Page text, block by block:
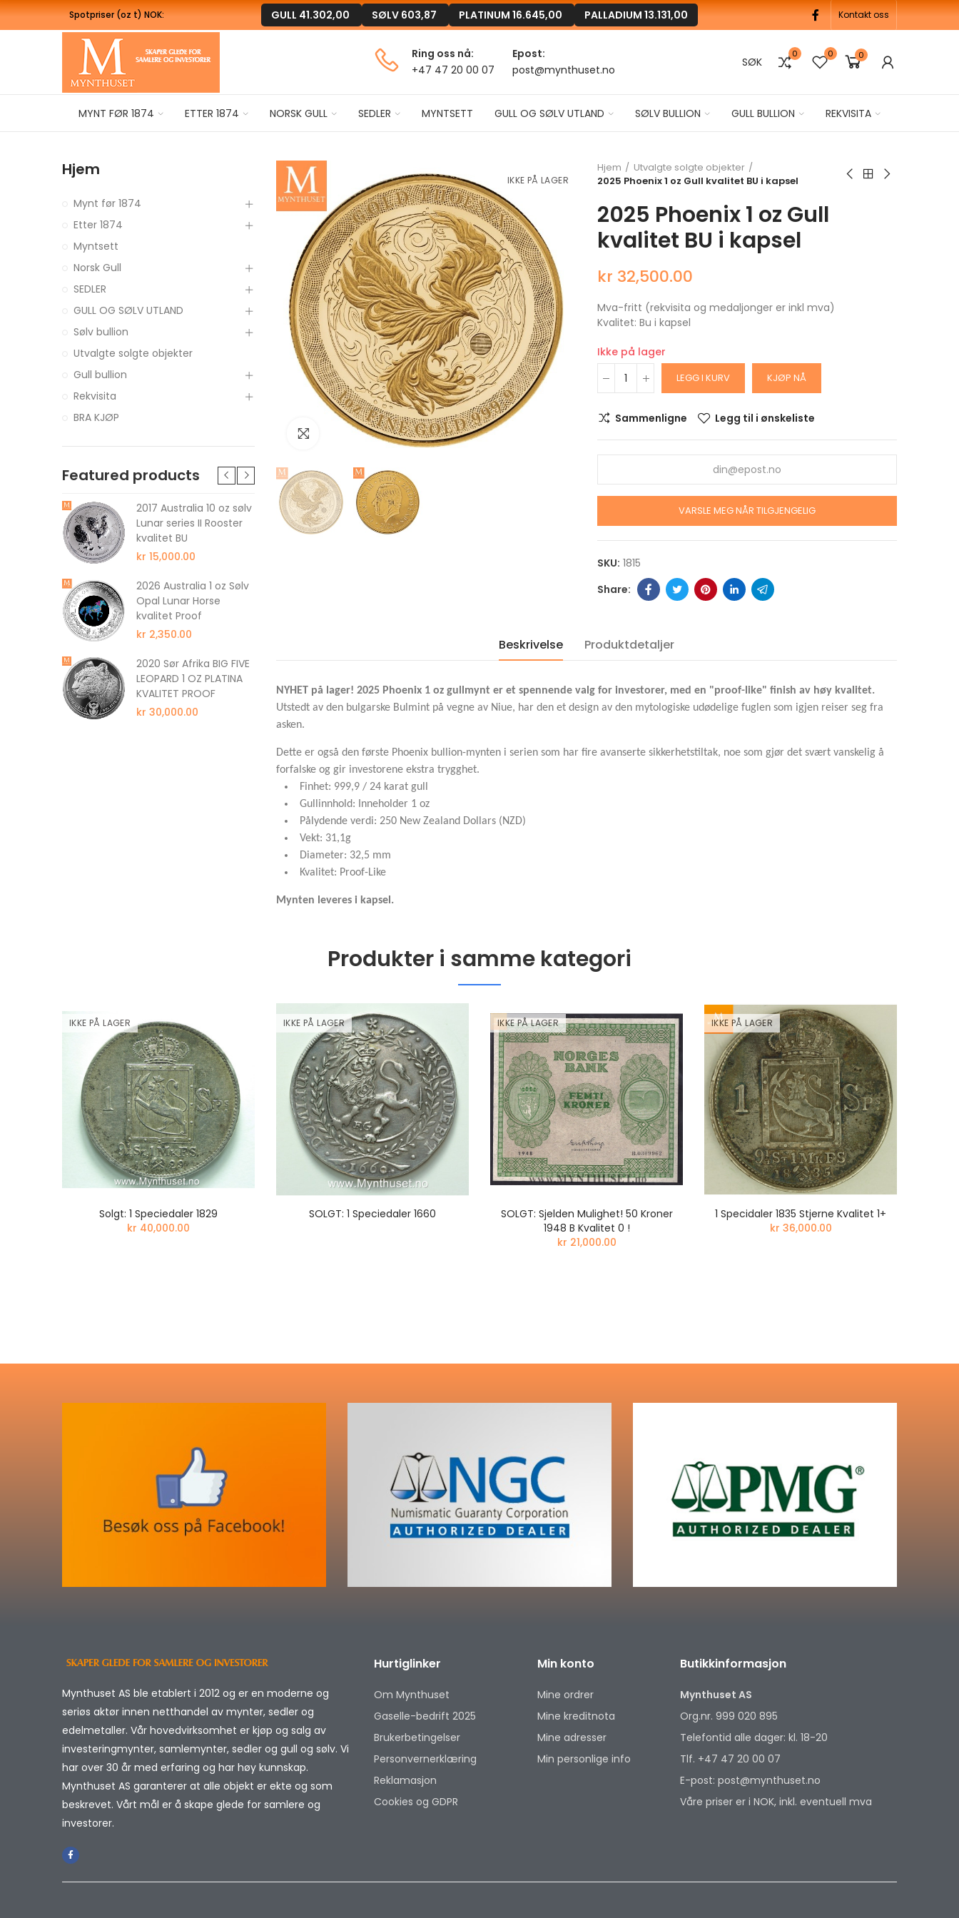
Spotpriser (oz t) NOK: Kontakt oss
Ring oss nå:
+47 47 20 00 07
Epost:
post@mynthuset.no
SØK
0 0 0
MYNT FØR 1874 ETTER 1874 NORSK GULL SEDLER MYNTSETT GULL OG SØLV UTLAND SØLV BULLION GULL BULLION REKVISITA
GULL 41.302,00 SØLV 603,87 PLATINUM 16.645,00 PALLADIUM 13.131,00
IKKE PÅ LAGER
Klikk for å forstørre
Hjem
Utvalgte solgte objekter
2025 Phoenix 1 oz Gull kvalitet BU i kapsel
2025 Phoenix 1 oz Gull
kvalitet BU i kapsel
kr 32,500.00
Mva-fritt (rekvisita og medaljonger er inkl mva)
Kvalitet: Bu i kapsel
Ikke på lager
LEGG I KURV KJØP NÅ
Sammenligne Legg til i ønskeliste
VARSLE MEG NÅR TILGJENGELIG
SKU: 1815
Beskrivelse Produktdetaljer
NYHET på lager! 2025 Phoenix 1 oz gullmynt er et spennende valg for investorer, med en "proof-like" finish av høy kvalitet.
Utstedt av den bulgarske Bulmint på vegne av Niue, har den et design av den mytologiske udødelige fuglen som igjen reiser seg fra
asken.
Dette er også den første Phoenix bullion-mynten i serien som har fire avanserte sikkerhetstiltak, noe som gjør det svært vanskelig å
forfalske og gir investorene ekstra trygghet.
Finhet: 999,9 / 24 karat gull
Gullinnhold: Inneholder 1 oz
Pålydende verdi: 250 New Zealand Dollars (NZD)
Vekt: 31,1g
Diameter: 32,5 mm
Kvalitet: Proof-Like
Mynten leveres i kapsel.
Hjem
Mynt før 1874
Etter 1874
Myntsett
Norsk Gull
SEDLER
GULL OG SØLV UTLAND
Sølv bullion
Utvalgte solgte objekter
Gull bullion
Rekvisita
BRA KJØP
Featured products
2017 Australia 10 oz sølv
Lunar series II Rooster
kvalitet BU
kr 15,000.00
2026 Australia 1 oz Sølv
Opal Lunar Horse
kvalitet Proof
kr 2,350.00
2020 Sør Afrika BIG FIVE
LEOPARD 1 OZ PLATINA
KVALITET PROOF
kr 30,000.00
2026 Canada MAPLE
LEAF 1/10 OZ GULL
KVALITET BU
2026 Serbia 1 oz Silver
Medicine BU i Kapsel
kr 1,100.00
Lunar series II Rooster
kvalitet BU
kr 15,000.00
2026 Australia 1 oz Sølv
2020 Sør Afrika BIG FIVE
KVALITET PROOF
kr 30,000.00
Produkter i samme kategori
IKKE PÅ LAGER
Solgt: 1 Speciedaler 1829
kr 40,000.00
IKKE PÅ LAGER
SOLGT: 1 Speciedaler 1660
IKKE PÅ LAGER
SOLGT: Sjelden Mulighet! 50 Kroner
1948 B Kvalitet 0 !
kr 21,000.00
IKKE PÅ LAGER
1 Specidaler 1835 Stjerne Kvalitet 1+
kr 36,000.00
Mynthuset AS ble etablert i 2012 og er en moderne og
seriøs aktør innen netthandel av mynter, sedler og
edelmetaller. Vår hovedvirksomhet er kjøp og salg av
investeringmynter, samlemynter, sedler og gull og sølv. Vi
har over 30 år med erfaring og har høy kunnskap.
Mynthuset AS garanterer at alle objekt er ekte og som
beskrevet. Vårt mål er å skape glede for samlere og
investorer.
Hurtiglinker
Om Mynthuset
Gaselle-bedrift 2025
Brukerbetingelser
Personvernerklæring
Reklamasjon
Cookies og GDPR
Min konto
Mine ordrer
Mine kreditnota
Mine adresser
Min personlige info
Butikkinformasjon
Mynthuset AS
Org.nr. 999 020 895
Telefontid alle dager: kl. 18-20
Tlf. +47 47 20 00 07
E-post: post@mynthuset.no
Våre priser er i NOK, inkl. eventuell mva